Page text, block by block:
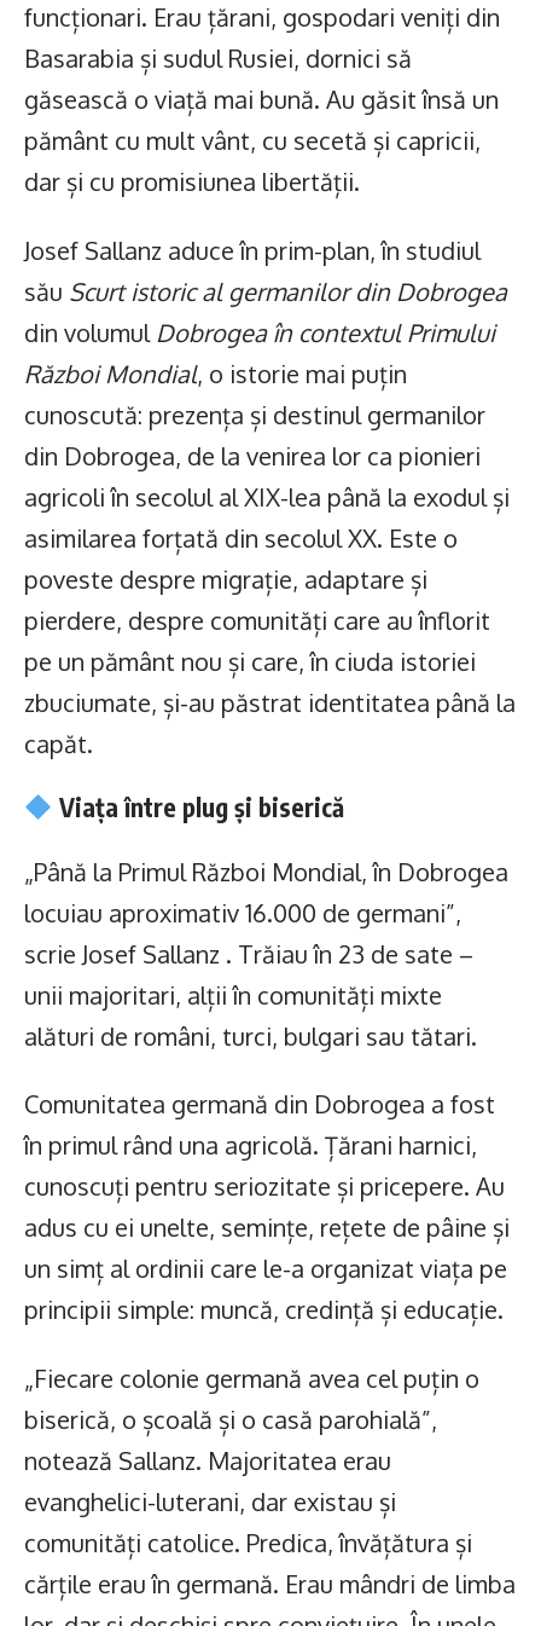
funcționari. Erau țărani, gospodari veniți din
Basarabia și sudul Rusiei, dornici să
găsească o viață mai bună. Au găsit însă un
pământ cu mult vânt, cu secetă și capricii,
dar și cu promisiunea libertății.
Josef Sallanz aduce în prim-plan, în studiul
său Scurt istoric al germanilor din Dobrogea
din volumul Dobrogea în contextul Primului
Război Mondial, o istorie mai puțin
cunoscută: prezența și destinul germanilor
din Dobrogea, de la venirea lor ca pionieri
agricoli în secolul al XIX-lea până la exodul și
asimilarea forțată din secolul XX. Este o
poveste despre migrație, adaptare și
pierdere, despre comunități care au înflorit
pe un pământ nou și care, în ciuda istoriei
zbuciumate, și-au păstrat identitatea până la
capăt.
Viața între plug și biserică
„Până la Primul Război Mondial, în Dobrogea
locuiau aproximativ 16.000 de germani”,
scrie Josef Sallanz . Trăiau în 23 de sate –
unii majoritari, alții în comunități mixte
alături de români, turci, bulgari sau tătari.
Comunitatea germană din Dobrogea a fost
în primul rând una agricolă. Țărani harnici,
cunoscuți pentru seriozitate și pricepere. Au
adus cu ei unelte, semințe, rețete de pâine și
un simț al ordinii care le-a organizat viața pe
principii simple: muncă, credință și educație.
„Fiecare colonie germană avea cel puțin o
biserică, o școală și o casă parohială”,
notează Sallanz. Majoritatea erau
evanghelici-luterani, dar existau și
comunități catolice. Predica, învățătura și
cărțile erau în germană. Erau mândri de limba